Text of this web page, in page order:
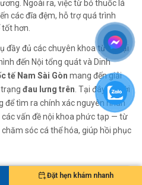
Ngoài ra, việc từ bỏ thuốc lá
các đĩa đệm, hỗ trợ quá trình
hơn.
đầy đủ các chuyên khoa từ Ngoại
đến Nội tổng quát và Dinh
tế Nam Sài Gòn mang đến giải
đau lưng trên . Tại đây, người
để tìm ra chính xác nguyên nhân
vấn đề nội khoa phức tạp — từ
sóc cá thể hóa, giúp hồi phục
Tế Nam Sài Gòn
Đặt hẹn khám nhanh